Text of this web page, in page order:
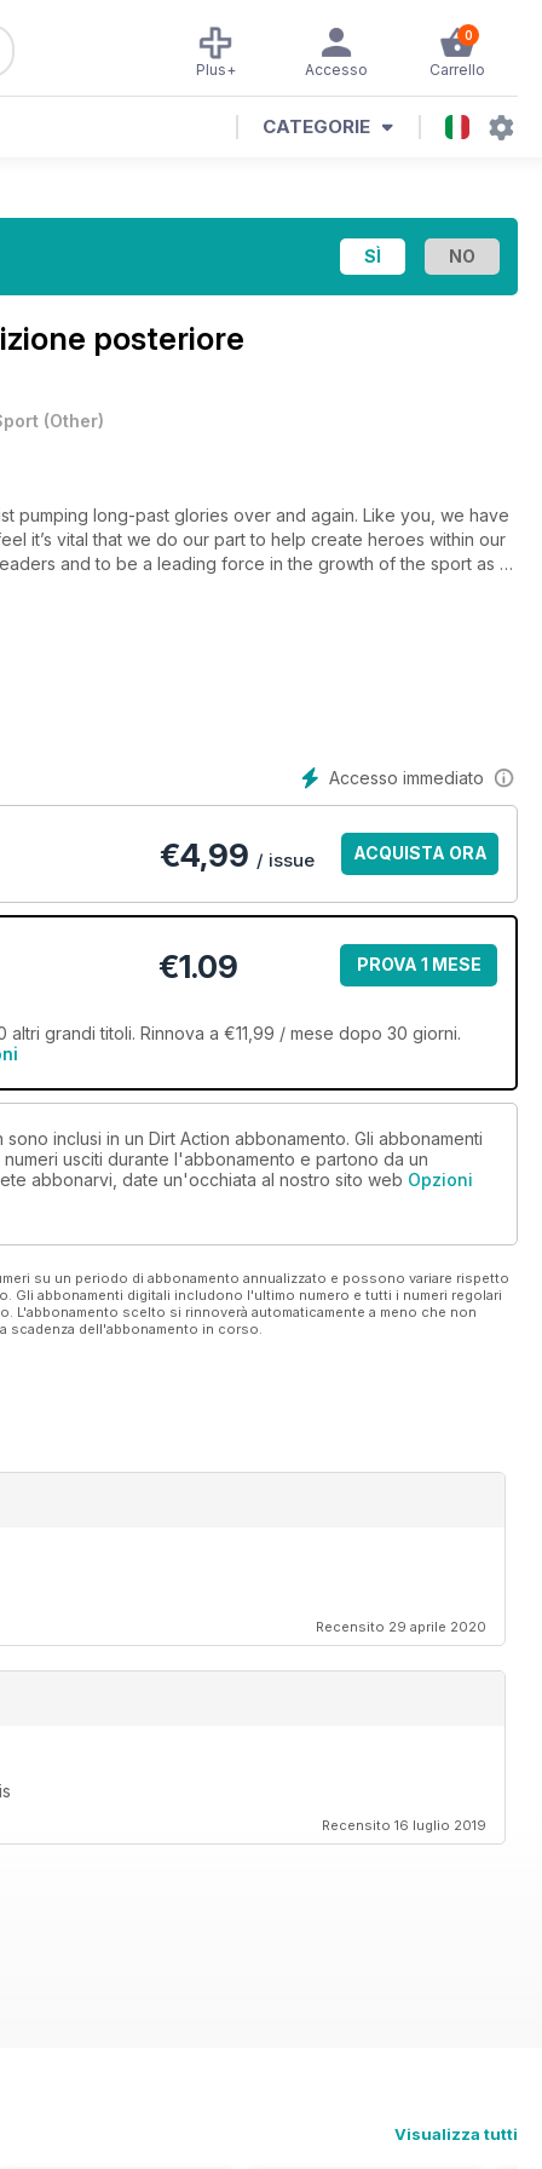
0
Carrello
Accesso
Plus+
CATEGORIE
posteriore
(Other)
pumping long-past glories over and again. Like you, we have
it’s vital that we do our part to help create heroes within our
and to be a leading force in the growth of the sport as a
still feature Australian athletes on the cover — and we don’t
far bigger in scope, both on the page and in digital form,
Accesso immediato
€4,99 / issue ACQUISTA ORA
€1.09 PROVA 1 MESE
altri grandi titoli. Rinnova a €11,99 / mese dopo 30 giorni.
inclusi in un Dirt Action abbonamento. Gli abbonamenti
usciti durante l'abbonamento e partono da un
abbonarvi, date un'occhiata al nostro sito web Opzioni
su un periodo di abbonamento annualizzato e possono variare rispetto
abbonamenti digitali includono l'ultimo numero e tutti i numeri regolari
L'abbonamento scelto si rinnoverà automaticamente a meno che non
scadenza dell'abbonamento in corso.
Recensito 29 aprile 2020
Recensito 16 luglio 2019
Visualizza tutti